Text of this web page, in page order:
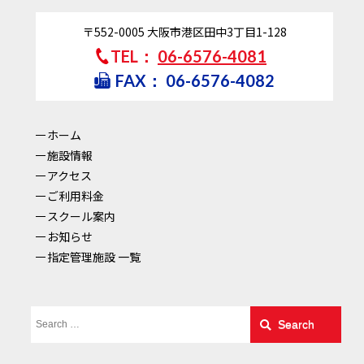
〒552-0005 大阪市港区田中3丁目1-128
TEL： 06-6576-4081
FAX： 06-6576-4082
ホーム
施設情報
アクセス
ご利用料金
スクール案内
お知らせ
指定管理施設 一覧